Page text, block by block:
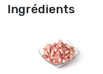
Ingrédients